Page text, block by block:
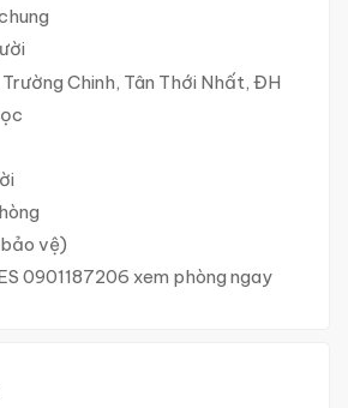
Chinh, Tân Thới Nhất, ĐH
vệ)
0901187206 xem phòng ngay